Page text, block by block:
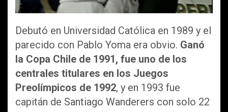
Debutó en Universidad Católica en 1989 y el
parecido con Pablo Yoma era obvio. Ganó
la Copa Chile de 1991, fue uno de los
centrales titulares en los Juegos
Preolímpicos de 1992, y en 1993 fue
capitán de Santiago Wanderers con solo 22